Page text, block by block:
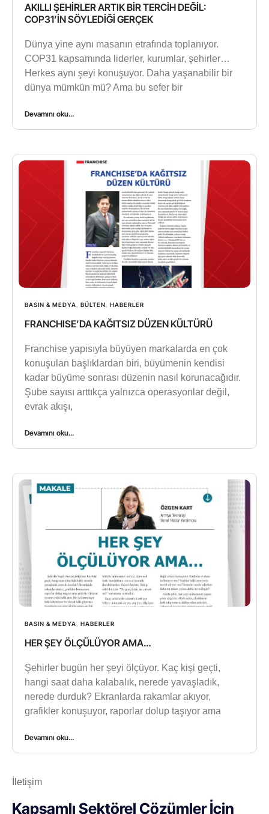
AKILLI ŞEHİRLER ARTIK BİR TERCİH DEĞİL:
COP31’İN SÖYLEDİĞİ GERÇEK
Dünya yine aynı masanın etrafında toplanıyor.
COP31 kapsamında liderler, kurumlar, şehirler…
Herkes aynı şeyi konuşuyor. Daha yaşanabilir bir
dünya mümkün mü? Ama bu sefer bir
Devamını oku...
BASIN & MEDYA BÜLTEN HABERLER
FRANCHISE’DA KAĞITSIZ DÜZEN KÜLTÜRÜ
Franchise yapısıyla büyüyen markalarda en çok
konuşulan başlıklardan biri, büyümenin kendisi
kadar büyüme sonrası düzenin nasıl korunacağıdır.
Şube sayısı arttıkça yalnızca operasyonlar değil,
evrak akışı,
Devamını oku...
BASIN & MEDYA HABERLER
HER ŞEY ÖLÇÜLÜYOR AMA…
Şehirler bugün her şeyi ölçüyor. Kaç kişi geçti,
hangi saat daha kalabalık, nerede yavaşladık,
nerede durduk? Ekranlarda rakamlar akıyor,
grafikler konuşuyor, raporlar dolup taşıyor ama
Devamını oku...
İletişim
Kapsamlı Sektörel Çözümler İçin